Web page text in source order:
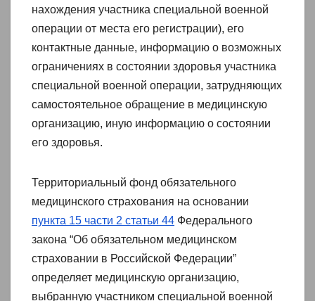
нахождения участника специальной военной
операции от места его регистрации), его
контактные данные, информацию о возможных
ограничениях в состоянии здоровья участника
специальной военной операции, затрудняющих
самостоятельное обращение в медицинскую
организацию, иную информацию о состоянии
его здоровья.
Территориальный фонд обязательного
медицинского страхования на основании
пункта 15 части 2 статьи 44 Федерального
закона “Об обязательном медицинском
страховании в Российской Федерации”
определяет медицинскую организацию,
выбранную участником специальной военной